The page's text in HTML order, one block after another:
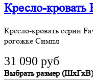
Кресло-кровать
Кресло-кровать серии
рогожке Симпл
31 090 руб
Выбрать размер